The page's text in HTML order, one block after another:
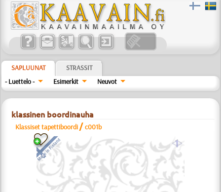
SAPLUUNAT
STRASSIT
- Luettelo -
Esimerkit Neuvot
klassinen boordinauha
Klassiset tapettiboordi /c001b
a